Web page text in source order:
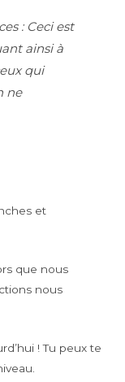
: Ceci est
ainsi à
qui
ne
et
que nous
nous
! Tu peux te